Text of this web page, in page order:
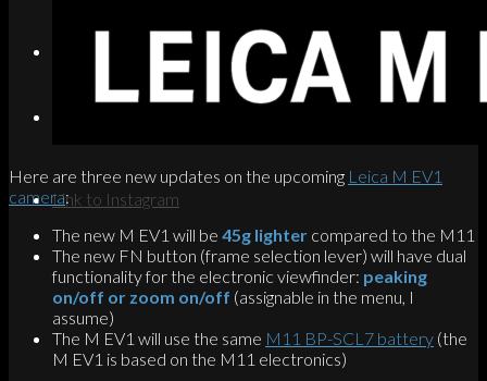
Link to Instagram
Here are three new updates on the upcoming Leica M EV1
camera:
The new M EV1 will be 45g lighter compared to the M11
The new FN button (frame selection lever) will have dual
functionality for the electronic viewfinder: peaking
on/off or zoom on/off (assignable in the menu, I
assume)
The M EV1 will use the same M11 BP-SCL7 battery (the
M EV1 is based on the M11 electronics)